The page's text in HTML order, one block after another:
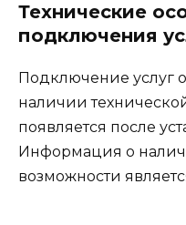
Технические
подключения
Подключение услуг
наличии
появляется после
Информация о
возможности